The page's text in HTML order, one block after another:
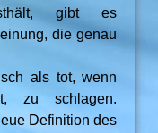
gibt es
die genau
als tot, wenn
zu schlagen.
Definition des